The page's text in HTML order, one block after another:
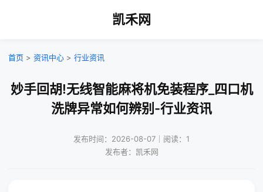
凯禾网
首页 > 资讯中心 > 行业资讯
妙手回胡!无线智能麻将机免装程序_四口机
洗牌异常如何辨别-行业资讯
发布时间：2026-08-07｜阅读：1
发布者：凯禾网